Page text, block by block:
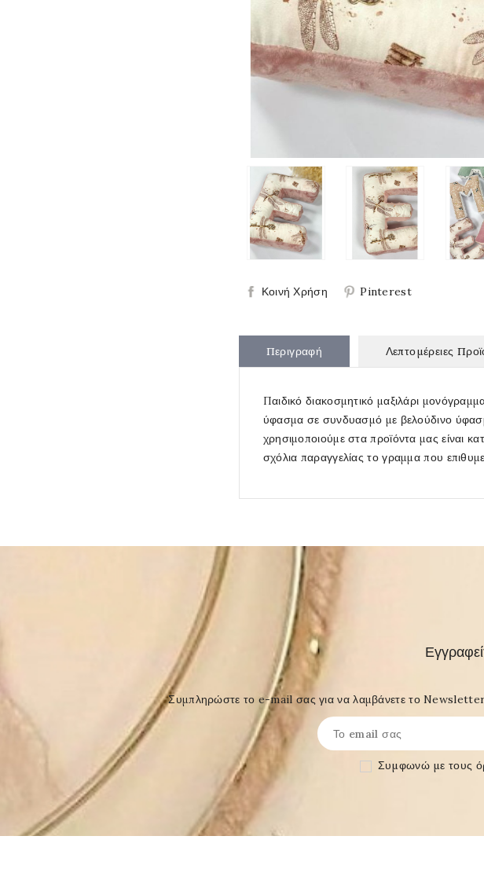
Κοινή Χρήση Pinterest
Περιγραφή Λεπτομέρειες
Παιδικό διακοσμητικό μαξιλάρι
ύφασμα σε συνδυασμό με βελούδινο
χρησιμοποιούμε στα προϊόντα μας είναι
σχόλια παραγγελίας το γραμμα που
Συμπληρώστε το e-mail σας για να λαμβάνετε το Newsletter
Συμφωνώ με τους